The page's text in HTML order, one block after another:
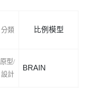
分類 比例模型
原型/
設計
BRAIN